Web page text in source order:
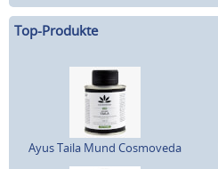
Top-Produkte
Ayus Taila Mund Cosmoveda